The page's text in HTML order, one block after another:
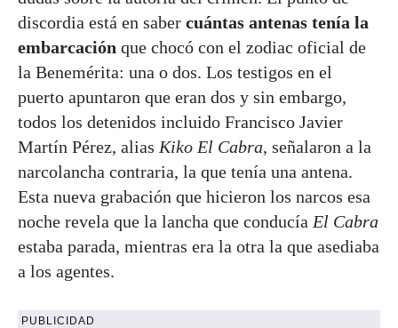
discordia está en saber cuántas antenas tenía la
embarcación que chocó con el zodiac oficial de
la Benemérita: una o dos. Los testigos en el
puerto apuntaron que eran dos y sin embargo,
todos los detenidos incluido Francisco Javier
Martín Pérez, alias Kiko El Cabra, señalaron a la
narcolancha contraria, la que tenía una antena.
Esta nueva grabación que hicieron los narcos esa
noche revela que la lancha que conducía El Cabra
estaba parada, mientras era la otra la que asediaba
a los agentes.
PUBLICIDAD